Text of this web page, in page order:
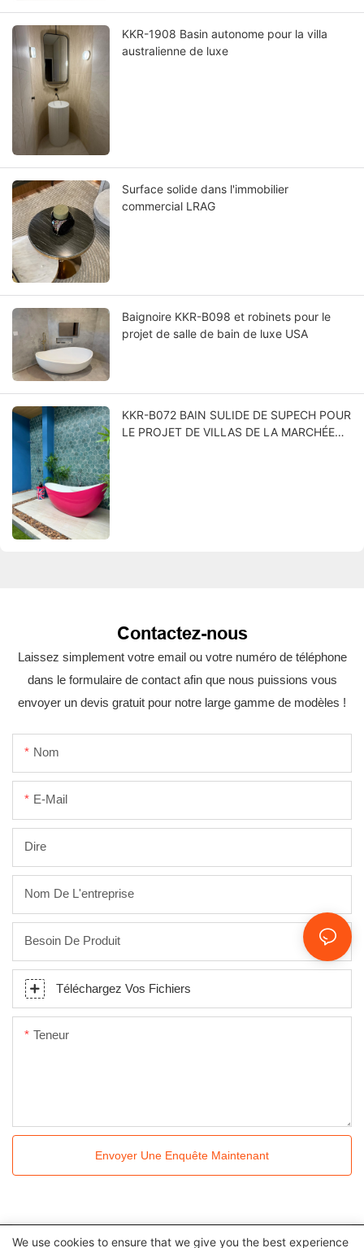
KKR-1908 Basin autonome pour la villa
australienne de luxe
Surface solide dans l'immobilier
commercial LRAG
Baignoire KKR-B098 et robinets pour le
projet de salle de bain de luxe USA
KKR-B072 BAIN SULIDE DE SUPECH POUR
LE PROJET DE VILLAS DE LA MARCHÉE
Contactez-nous
Laissez simplement votre email ou votre numéro de téléphone
dans le formulaire de contact afin que nous puissions vous
envoyer un devis gratuit pour notre large gamme de modèles !
Nom
E-Mail
Dire
Nom De L'entreprise
Besoin De Produit
Téléchargez Vos Fichiers
Teneur
Envoyer Une Enquête Maintenant
We use cookies to ensure that we give you the best experience